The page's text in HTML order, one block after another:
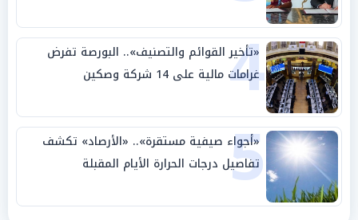
4
«تأخير القوائم والتصنيف».. البورصة تفرض
غرامات مالية على 14 شركة وصكين
5
«أجواء صيفية مستقرة».. «الأرصاد» تكشف
تفاصيل درجات الحرارة الأيام المقبلة